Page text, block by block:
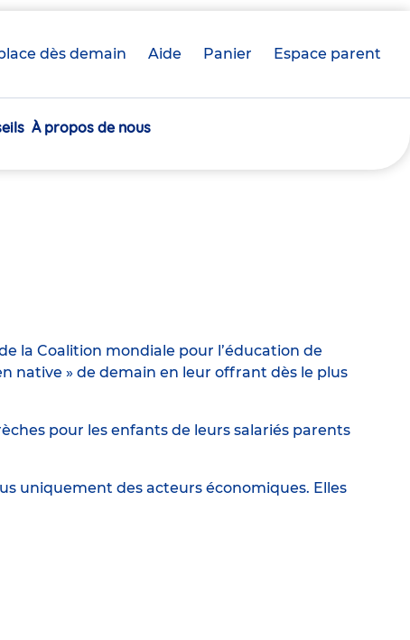
dès demain Aide Panier crèche(s)
Espace parent
À propos de nous
la Coalition mondiale pour l’éducation de
native » de demain en leur offrant dès le plus
pour les enfants de leurs salariés parents
uniquement des acteurs économiques. Elles